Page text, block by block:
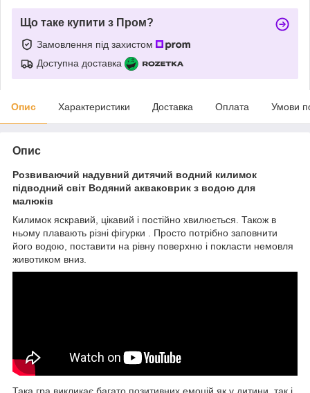
Що таке купити з Пром?
Замовлення під захистом
Доступна доставка
Опис Характеристики Доставка Оплата Умови
Опис
Розвиваючий надувний дитячий водний килимок
підводний світ Водяний акваковрик з водою для
малюків
Килимок яскравий, цікавий і постійно хвилюється. Також в
ньому плавають різні фігурки . Просто потрібно заповнити
його водою, поставити на рівну поверхню і покласти немовля
животиком вниз.
Така гра викликає багато позитивних емоцій як у дитини, так і